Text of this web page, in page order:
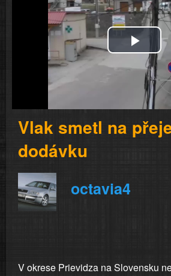
Play
Vlak smetl na
dodávku
octavia4
V okrese Prievidza na Slovensku